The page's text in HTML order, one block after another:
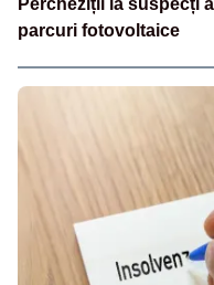
Percheziții la suspecți
parcuri fotovoltaice